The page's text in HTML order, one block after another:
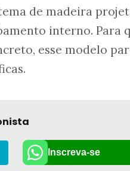
de madeira
interno. Para
esse modelo
Inscreva-se